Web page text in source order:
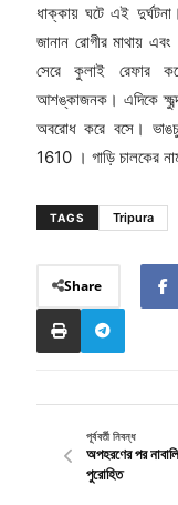
ধাক্কায় ঘটে এই
জানান রোগীর মাথায়
সেরে কুলাই রেফার
আশঙ্কাজনক। এদিকে
অবরোধ করে বসে।
1610 । গাড়ি চালকের
TAGS Tripura
Share
পূর্ববর্তী নিবন্ধ
অপহরণের পর
পুরোহিত